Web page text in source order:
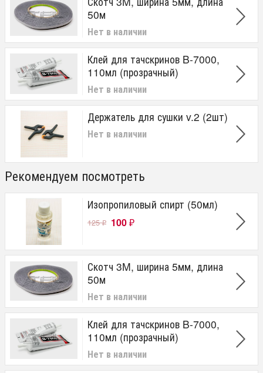
50м
Нет в наличии
Клей для тачскринов B-7000,
110мл (прозрачный)
Нет в наличии
Держатель для сушки v.2 (2шт)
Нет в наличии
Рекомендуем посмотреть
Изопропиловый спирт (50мл)
125₽ 100 ₽
Скотч 3M, ширина 5мм, длина
50м
Нет в наличии
Клей для тачскринов B-7000,
110мл (прозрачный)
Нет в наличии